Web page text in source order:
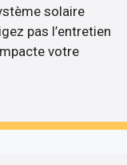
solaire
pas l’entretien
votre